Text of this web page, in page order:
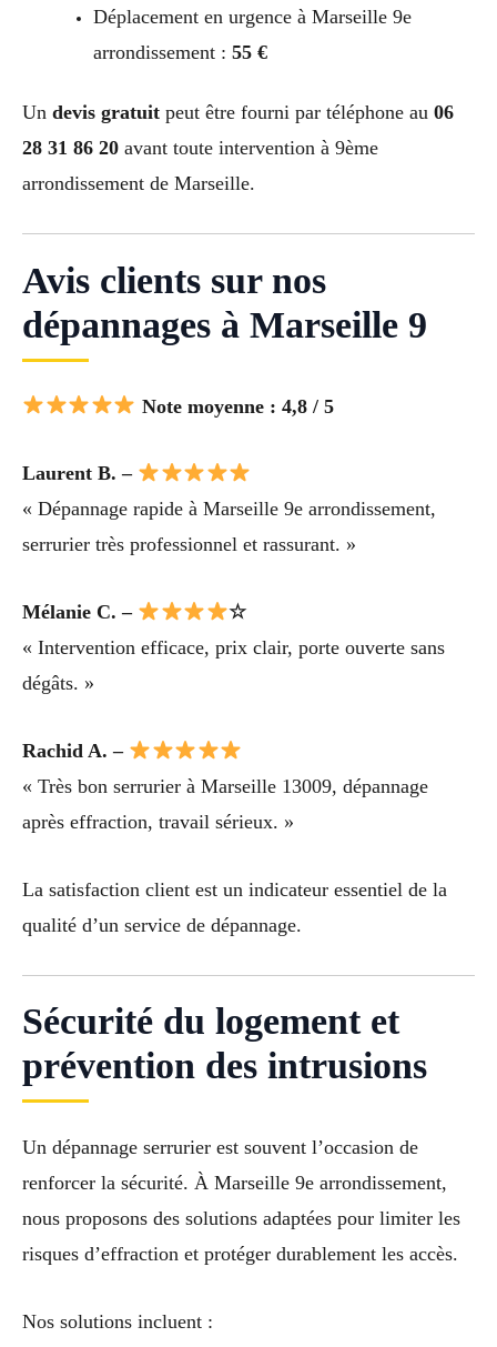
Déplacement en urgence à Marseille 9e
arrondissement : 55 €
Un devis gratuit peut être fourni par téléphone au 06
28 31 86 20 avant toute intervention à 9ème
arrondissement de Marseille.
Avis clients sur nos
dépannages à Marseille 9
Note moyenne : 4,8 / 5
Laurent B. –
« Dépannage rapide à Marseille 9e arrondissement,
serrurier très professionnel et rassurant. »
Mélanie C. –
☆
« Intervention efficace, prix clair, porte ouverte sans
dégâts. »
Rachid A. –
« Très bon serrurier à Marseille 13009, dépannage
après effraction, travail sérieux. »
La satisfaction client est un indicateur essentiel de la
qualité d’un service de dépannage.
Sécurité du logement et
prévention des intrusions
Un dépannage serrurier est souvent l’occasion de
renforcer la sécurité. À Marseille 9e arrondissement,
nous proposons des solutions adaptées pour limiter les
risques d’effraction et protéger durablement les accès.
Nos solutions incluent :